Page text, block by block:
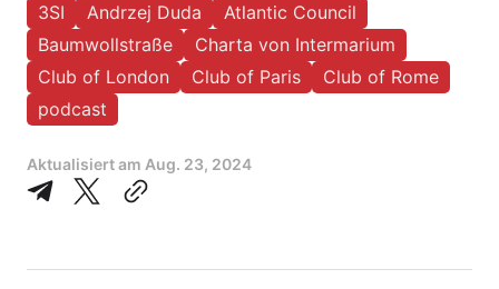
3SI Andrzej Duda
Atlantic Council
Baumwollstraße
Charta von Intermarium
Club of London
Club of Paris
Club of Rome
podcast
Aktualisiert am Aug. 23, 2024